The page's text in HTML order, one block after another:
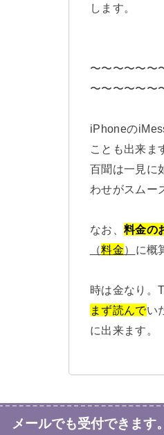
します。
〜〜〜〜〜〜
〜〜〜〜〜〜
iPhoneの
ことも出来ま
百聞は一見に
わせがスムー
なお、料金の
（料金） に概
時は金なり。
まず読んでい
に出来ます。
メールでも受付できます。